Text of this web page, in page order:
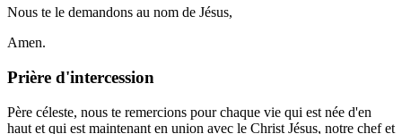
Nous te le demandons au nom de Jésus,
Amen.
Prière d'intercession
Père céleste, nous te remercions pour chaque vie qui est née d'en
haut et qui est maintenant en union avec le Christ Jésus, notre chef et